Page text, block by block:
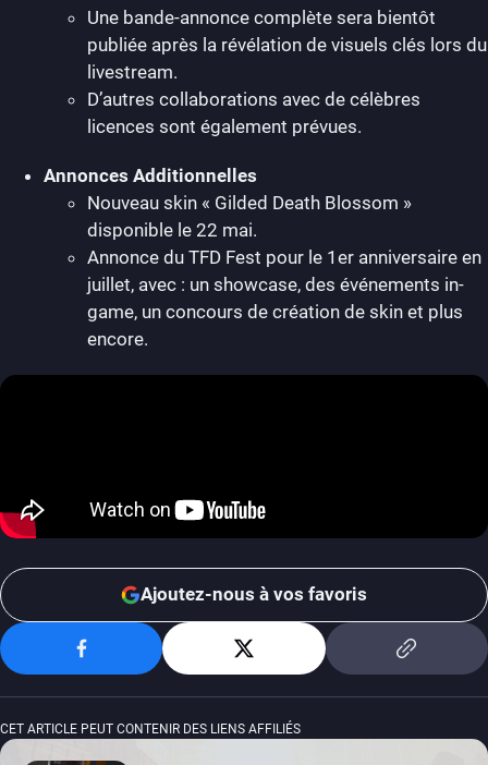
Une bande-annonce complète sera bientôt
publiée après la révélation de visuels clés lors du
livestream.
D’autres collaborations avec de célèbres
licences sont également prévues.
Annonces Additionnelles
Nouveau skin « Gilded Death Blossom »
disponible le 22 mai.
Annonce du TFD Fest pour le 1er anniversaire en
juillet, avec : un showcase, des événements in-
game, un concours de création de skin et plus
encore.
Ajoutez-nous à vos favoris
CET ARTICLE PEUT CONTENIR DES LIENS AFFILIÉS